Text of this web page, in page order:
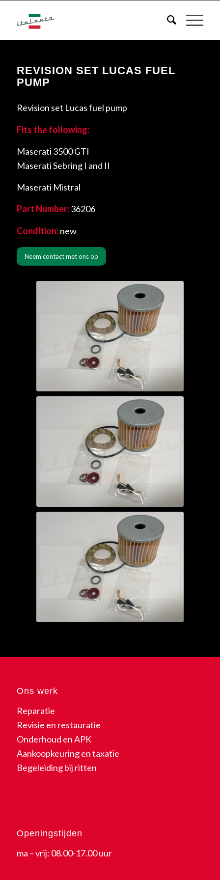
REVISION SET LUCAS FUEL
PUMP
Revision set Lucas fuel pump
Fits the following:
Maserati 3500 GTI
Maserati Sebring I and II
Maserati Mistral
Part Number:36206
Condition:new
Neem contact met ons op
Ons werk
Reparatie
Revisie en restauratie
Onderhoud en APK
Aankoopkeuring en taxatie
Begeleiding bij ritten
Openingstijden
ma – vrij: 08.00-17.00 uur